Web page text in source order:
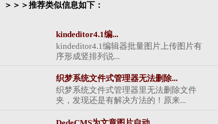
＞＞＞推荐类似信息如下：
kindeditor4.1编...
kindeditor4.1编辑器批量图片上传图片有
序形成竖排列说...
织梦系统文件式管理器无法删除...
织梦系统文件式管理器里无法删除文件
夹，发现还是有解决方法的！原来...